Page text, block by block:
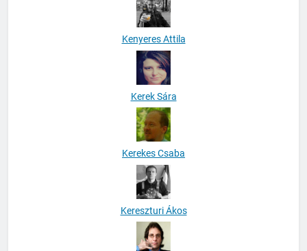
Kenyeres Attila
Kerek Sára
Kerekes Csaba
Kereszturi Ákos